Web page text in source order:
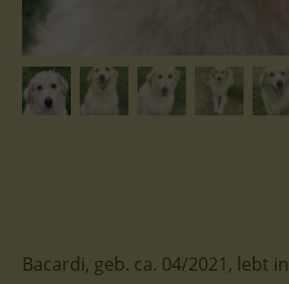
Bacardi, geb. ca. 04/2021, lebt